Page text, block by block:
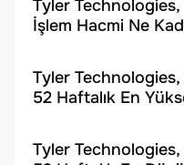
Tyler
İşlem Hacmi Ne
Tyler
52 Haftalık En
Tyler